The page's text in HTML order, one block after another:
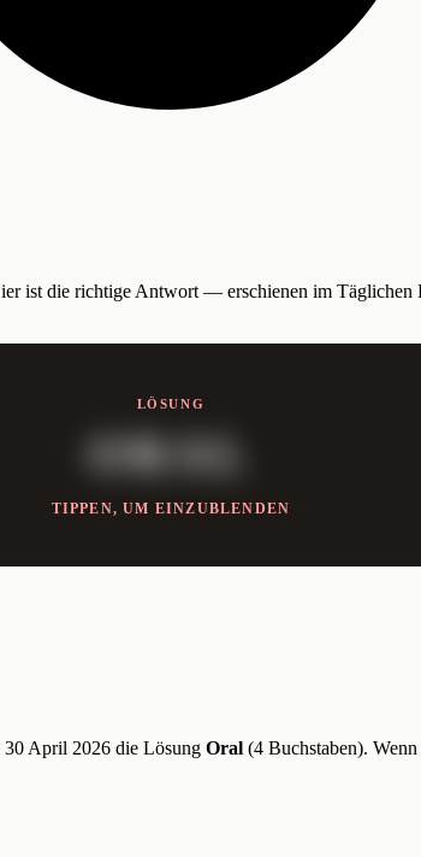
ist die richtige Antwort — erschienen im Täglichen
LÖSUNG
ORAL
TIPPEN, UM EINZUBLENDEN
April 2026 die Lösung Oral (4 Buchstaben).